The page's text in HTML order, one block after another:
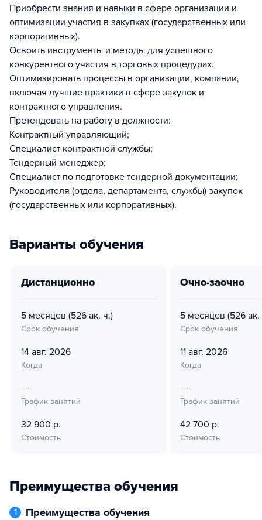
Приобрести знания и навыки в сфере организации и
оптимизации участия в закупках (государственных или
корпоративных).
Освоить инструменты и методы для успешного
конкурентного участия в торговых процедурах.
Оптимизировать процессы в организации, компании,
включая лучшие практики в сфере закупок и
контрактного управления.
Претендовать на работу в должности:
Контрактный управляющий;
Специалист контрактной службы;
Тендерный менеджер;
Специалист по подготовке тендерной документации;
Руководителя (отдела, департамента, службы) закупок
(государственных или корпоративных).
Варианты обучения
дистанционно
5 месяцев (526 ак. ч.)
Срок обучения
14 авг. 2026
Когда
—
График занятий
32 900 р.
Стоимость
очно-заочно
5 месяцев (526 ак.
Срок обучения
11 авг. 2026
Когда
—
График занятий
42 700 р.
Стоимость
Преимущества обучения
1 Преимущества обучения